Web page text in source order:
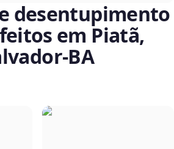
desentupimento
em Piatã,